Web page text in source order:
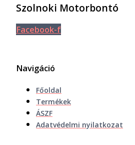
Szolnoki Motorbontó
Facebook-f
Navigáció
Főoldal
Termékek
ÁSZF
Adatvédelmi nyilatkozat